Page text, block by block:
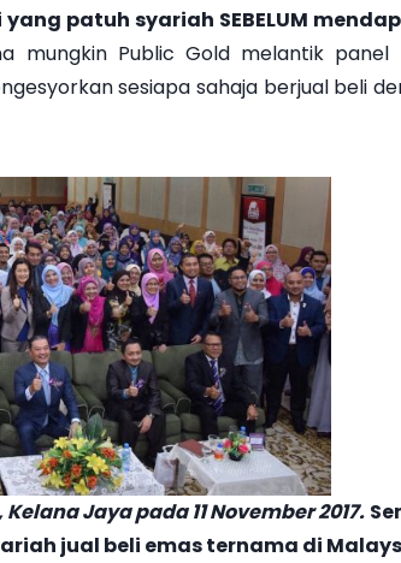
patuh syariah SEBELUM
mungkin Public Gold melantik
sesiapa sahaja berjual beli
Jaya pada 11 November 2017.
jual beli emas ternama di